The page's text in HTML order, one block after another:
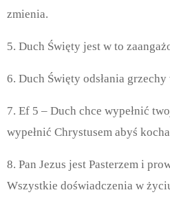
zmienia.
5. Duch Święty jest w to
6. Duch Święty odsłania
7. Ef 5 – Duch chce wypełnić
wypełnić Chrystusem abyś
8. Pan Jezus jest Pasterzem i
Wszystkie doświadczenia w